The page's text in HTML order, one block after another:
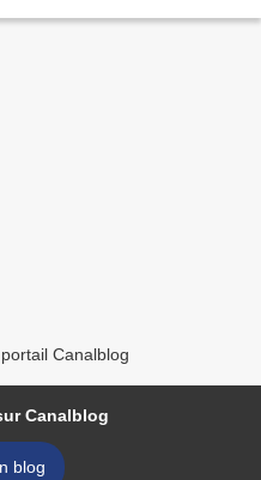
Canalblog
Canalblog
blog